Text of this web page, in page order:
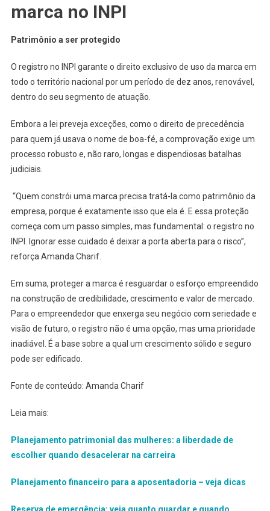
marca no INPI
Patrimônio a ser protegido
O registro no INPI garante o direito exclusivo de uso da marca em
todo o território nacional por um período de dez anos, renovável,
dentro do seu segmento de atuação.
Embora a lei preveja exceções, como o direito de precedência
para quem já usava o nome de boa-fé, a comprovação exige um
processo robusto e, não raro, longas e dispendiosas batalhas
judiciais.
“Quem constrói uma marca precisa tratá-la como patrimônio da
empresa, porque é exatamente isso que ela é. E essa proteção
começa com um passo simples, mas fundamental: o registro no
INPI. Ignorar esse cuidado é deixar a porta aberta para o risco”,
reforça Amanda Charif.
Em suma, proteger a marca é resguardar o esforço empreendido
na construção de credibilidade, crescimento e valor de mercado.
Para o empreendedor que enxerga seu negócio com seriedade e
visão de futuro, o registro não é uma opção, mas uma prioridade
inadiável. É a base sobre a qual um crescimento sólido e seguro
pode ser edificado.
Fonte de conteúdo: Amanda Charif
Leia mais:
Planejamento patrimonial das mulheres: a liberdade de
escolher quando desacelerar na carreira
Planejamento financeiro para a aposentadoria – veja dicas